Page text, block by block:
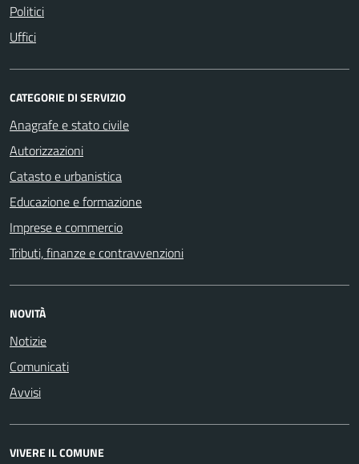
Politici
Uffici
CATEGORIE DI SERVIZIO
Anagrafe e stato civile
Autorizzazioni
Catasto e urbanistica
Educazione e formazione
Imprese e commercio
Tributi, finanze e contravvenzioni
NOVITÀ
Notizie
Comunicati
Avvisi
VIVERE IL COMUNE